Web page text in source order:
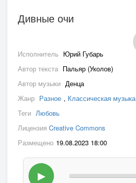
Дивные очи
Исполнитель Юрий Губарь
Автор текста Пальяр (Уколов)
Автор музыки Денца
Жанр Разное , Классическая музыка
Теги Любовь
Лицензия Creative Commons
Размещено 19.08.2023 18:00
▶